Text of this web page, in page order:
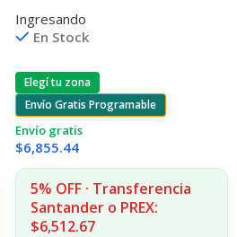
F4580/F4280/F4480/D110
Ingresando
En Stock
Elegí tu zona
Envío Gratis Programable
Envío gratis
$6,855.44
5% OFF · Transferencia
Santander o PREX:
$6,512.67